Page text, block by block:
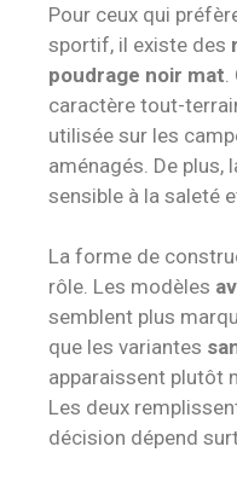
Pour ceux qui
sportif, il existe des
poudrage noir mat
caractère tout-
utilisée sur les
aménagés. De
sensible à la saleté
La forme de
rôle. Les modèles
semblent plus
que les variantes
apparaissent plutôt
Les deux
décision dépend